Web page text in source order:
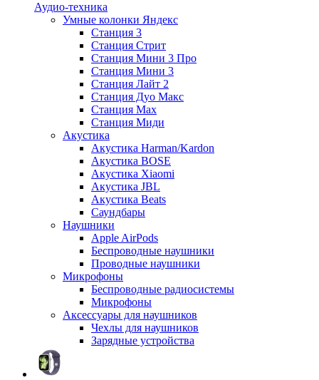
Аудио-техника
Умные колонки Яндекс
Станция 3
Станция Стрит
Станция Мини 3 Про
Станция Мини 3
Станция Лайт 2
Станция Дуо Макс
Станция Max
Станция Миди
Акустика
Акустика Harman/Kardon
Акустика BOSE
Акустика Xiaomi
Акустика JBL
Акустика Beats
Саундбары
Наушники
Apple AirPods
Беспроводные наушники
Проводные наушники
Микрофоны
Беспроводные радиосистемы
Микрофоны
Аксессуары для наушников
Чехлы для наушников
Зарядные устройства